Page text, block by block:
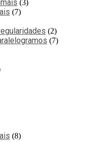
3
7
2
7
8